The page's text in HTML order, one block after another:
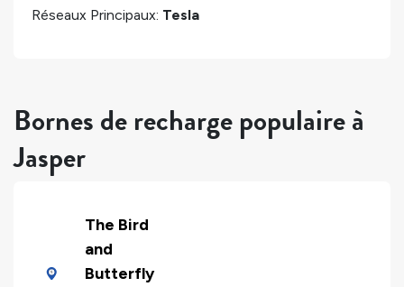
Réseaux Principaux: Tesla
Bornes de recharge populaire à
Jasper
The Bird
and
Butterfly